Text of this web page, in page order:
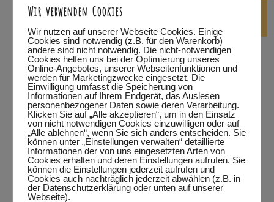
die nächsten Tanzabende
…in Füssen
…in Kempten
…in Marktoberdorf
…in Wertach
alle Termine
bitte auf den jeweiligen Link klicken.Eine Teilnahme ist nur
mit Anmeldung möglich!
Wir verwenden Cookies
Wir nutzen auf unserer Webseite Cookies. Einige
Cookies sind notwendig (z.B. für den Warenkorb)
andere sind nicht notwendig. Die nicht-notwendigen
Cookies helfen uns bei der Optimierung unseres
Online-Angebotes, unserer Webseitenfunktionen und
werden für Marketingzwecke eingesetzt. Die
Einwilligung umfasst die Speicherung von
Informationen auf Ihrem Endgerät, das Auslesen
personenbezogener Daten sowie deren Verarbeitung.
Klicken Sie auf „Alle akzeptieren“, um in den Einsatz
von nicht notwendigen Cookies einzuwilligen oder auf
„Alle ablehnen“, wenn Sie sich anders entscheiden. Sie
können unter „Einstellungen verwalten“ detaillierte
Informationen der von uns eingesetzten Arten von
Cookies erhalten und deren Einstellungen aufrufen. Sie
können die Einstellungen jederzeit aufrufen und
Cookies auch nachträglich jederzeit abwählen (z.B. in
der Datenschutzerklärung oder unten auf unserer
Webseite).